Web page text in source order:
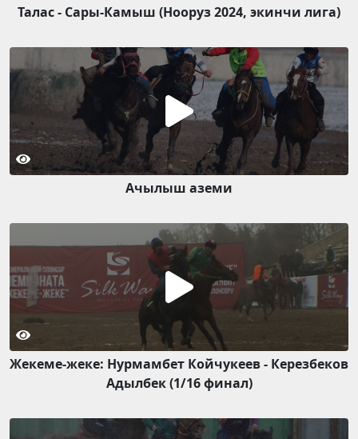
Талас - Сары-Камыш (Нооруз 2024, экинчи лига)
Ачылыш аземи
Жекеме-жеке: Нурмамбет Койчукеев - Керезбеков
Адылбек (1/16 финал)